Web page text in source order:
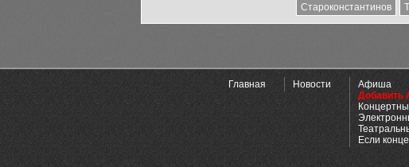
Староконстантинов
Главная Новости
Афиша
Добавить
Если